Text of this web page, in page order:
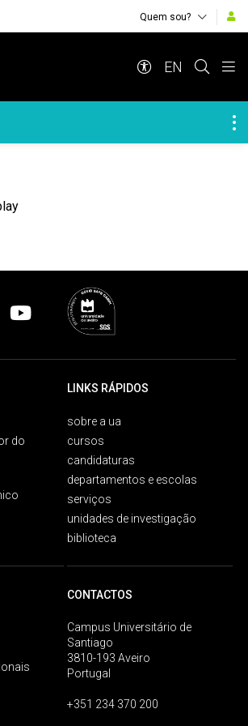
Quem sou?
EN
do
LINKS RÁPIDOS
sobre a ua
cursos
candidaturas
departamentos e escolas
serviços
unidades de investigação
biblioteca
CONTACTOS
Campus Universitário de
Santiago
3810-193 Aveiro
Portugal
+351 234 370 200